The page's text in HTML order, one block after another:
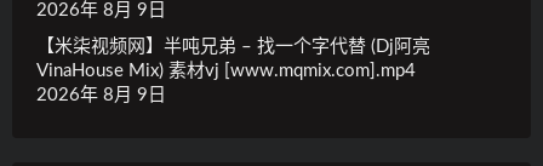
2026年 8月 9日
【米柒视频网】半吨兄弟 – 找一个字代替 (Dj阿亮
VinaHouse Mix) 素材vj [www.mqmix.com].mp4
2026年 8月 9日